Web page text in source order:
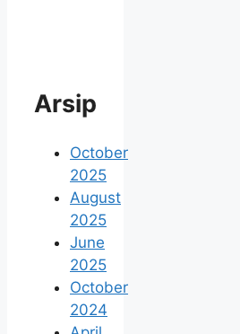
Arsip
October
2025
August
2025
June
2025
October
2024